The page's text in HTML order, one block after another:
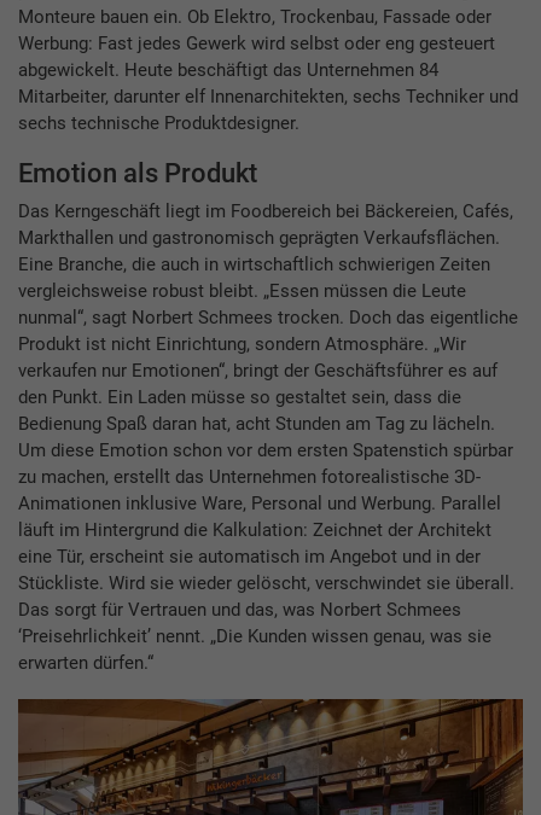
Monteure bauen ein. Ob Elektro, Trockenbau, Fassade oder
Werbung: Fast jedes Gewerk wird selbst oder eng gesteuert
abgewickelt. Heute beschäftigt das Unternehmen 84
Mitarbeiter, da­runter elf Innenarchitekten, sechs Techniker und
sechs technische Produktdesigner.
Emotion als Produkt
Das Kerngeschäft liegt im Foodbereich bei Bäckereien, Cafés,
Markthallen und gastronomisch geprägten Verkaufsflächen.
Eine Branche, die auch in wirtschaftlich schwierigen Zeiten
vergleichsweise robust bleibt. „Essen müssen die Leute
nunmal“, sagt Norbert Schmees trocken. Doch das eigentliche
Produkt ist nicht Einrichtung, sondern Atmosphäre. „Wir
verkaufen nur Emotionen“, bringt der Geschäftsführer es auf
den Punkt. Ein Laden müsse so gestaltet sein, dass die
Bedienung Spaß daran hat, acht Stunden am Tag zu lächeln.
Um diese Emotion schon vor dem ersten Spatenstich spürbar
zu machen, erstellt das Unternehmen fotorealistische 3D-
Animationen inklusive Ware, Personal und Werbung. Parallel
läuft im Hintergrund die Kalkulation: Zeichnet der Architekt
eine Tür, erscheint sie automatisch im Angebot und in der
Stückliste. Wird sie wieder gelöscht, verschwindet sie überall.
Das sorgt für Vertrauen und das, was Norbert Schmees
‘Preisehrlichkeit’ nennt. „Die Kunden wissen genau, was sie
erwarten dürfen.“